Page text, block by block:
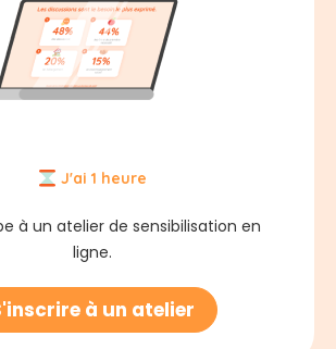
J'ai 1 heure
à un atelier de sensibilisation en
ligne.
à un atelier